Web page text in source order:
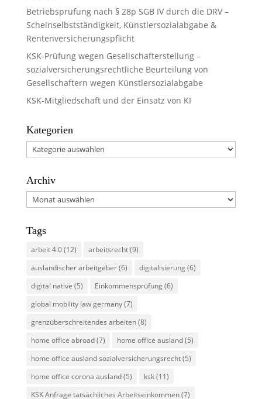
Betriebsprüfung nach § 28p SGB IV durch die DRV –
Scheinselbstständigkeit, Künstlersozialabgabe &
Rentenversicherungspflicht
KSK-Prüfung wegen Gesellschafterstellung –
sozialversicherungsrechtliche Beurteilung von
Gesellschaftern wegen Künstlersozialabgabe
KSK-Mitgliedschaft und der Einsatz von KI
Kategorien
Kategorien
Archiv
Archiv
Tags
arbeit 4.0(12) arbeitsrecht(9)
ausländischer arbeitgeber(6) digitalisierung(6)
digital native (5) Einkommensprüfung(6)
global mobility law germany(7)
grenzüberschreitendes arbeiten(8)
home office abroad(7) home office ausland(5)
home office ausland sozialversicherungsrecht(5)
home office corona ausland(5) ksk(11)
KSK Anfrage tatsächliches Arbeitseinkommen(7)